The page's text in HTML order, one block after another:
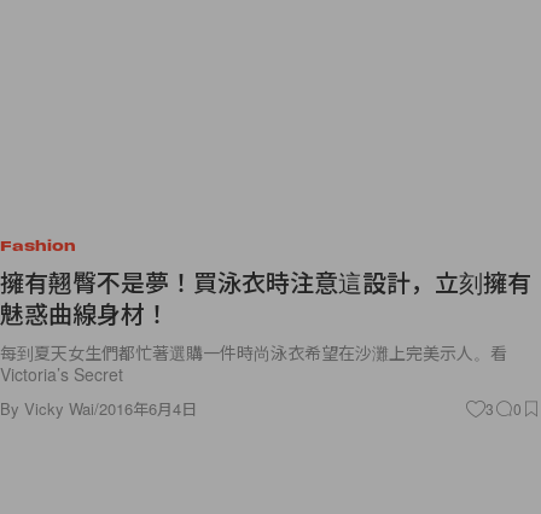
Fashion
擁有翹臀不是夢！買泳衣時注意這設計，立刻擁有
魅惑曲線身材！
每到夏天女生們都忙著選購一件時尚泳衣希望在沙灘上完美示人。看
Victoria’s Secret
By Vicky Wai/2016年6月4日 3 0